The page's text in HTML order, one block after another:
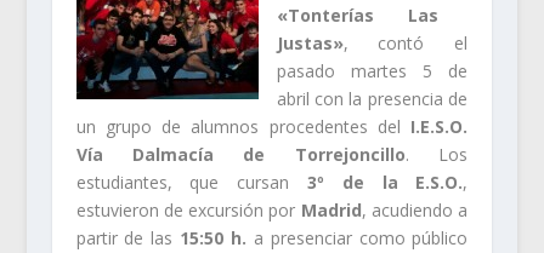
«Tonterías Las
Justas», contó el
pasado martes 5 de
abril con la presencia de
un grupo de alumnos procedentes del I.E.S.O.
Vía Dalmacía de Torrejoncillo. Los
estudiantes, que cursan 3º de la E.S.O.,
estuvieron de excursión por Madrid, acudiendo a
partir de las 15:50 h. a presenciar como público